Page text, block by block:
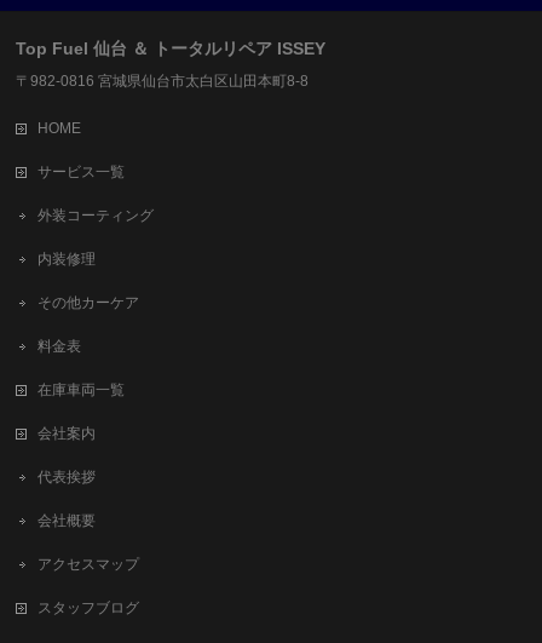
Top Fuel 仙台 ＆ トータルリペア ISSEY
〒982-0816 宮城県仙台市太白区山田本町8-8
HOME
サービス一覧
外装コーティング
内装修理
その他カーケア
料金表
在庫車両一覧
会社案内
代表挨拶
会社概要
アクセスマップ
スタッフブログ